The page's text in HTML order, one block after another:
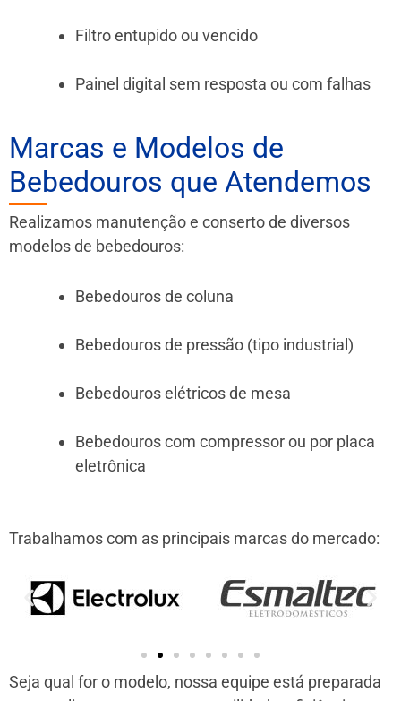
Filtro entupido ou vencido
Painel digital sem resposta ou com falhas
Marcas e Modelos de
Bebedouros que Atendemos
Realizamos manutenção e conserto de diversos
modelos de bebedouros:
Bebedouros de coluna
Bebedouros de pressão (tipo industrial)
Bebedouros elétricos de mesa
Bebedouros com compressor ou por placa
eletrônica
Trabalhamos com as principais marcas do mercado:
Seja qual for o modelo, nossa equipe está preparada